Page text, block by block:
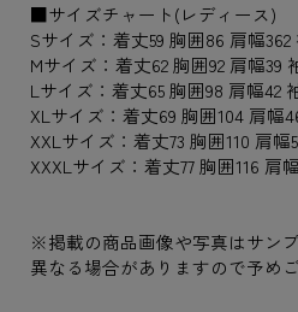
■サイズチャート(レディース)
Sサイズ：着丈59 胸囲86 肩幅362
Mサイズ：着丈62 胸囲92 肩幅39
Lサイズ：着丈65 胸囲98 肩幅42
XLサイズ：着丈69 胸囲104 肩幅
XXLサイズ：着丈73 胸囲110 肩幅
XXXLサイズ：着丈77 胸囲116 肩
※掲載の商品画像や写真はサン
異なる場合がありますので予め